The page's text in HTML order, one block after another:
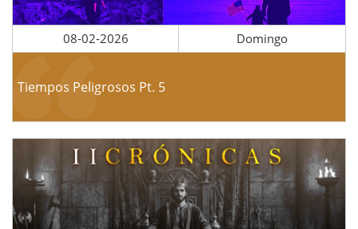
08-02-2026 Domingo
Tiempos Peligrosos Pt. 5